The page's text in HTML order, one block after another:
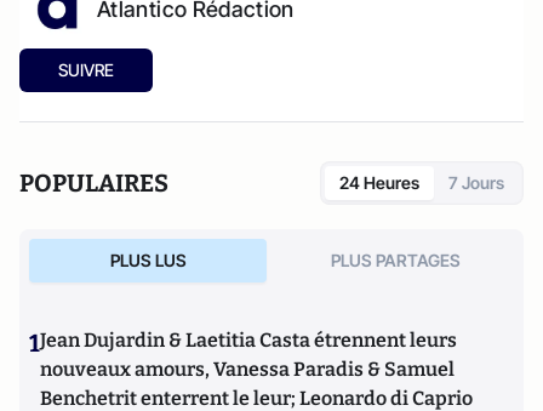
Atlantico Rédaction
SUIVRE
POPULAIRES 24 Heures 7 Jours
PLUS LUS PLUS PARTAGES
1Jean Dujardin & Laetitia Casta étrennent leurs
nouveaux amours, Vanessa Paradis & Samuel
Benchetrit enterrent le leur; Leonardo di Caprio